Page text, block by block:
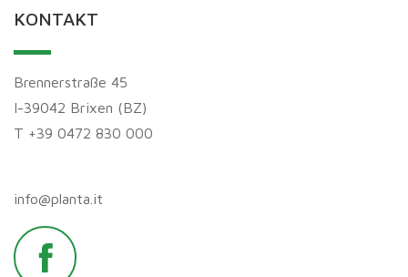
KONTAKT
Brennerstraße 45
I-39042 Brixen (BZ)
T +39 0472 830 000
info@planta. it